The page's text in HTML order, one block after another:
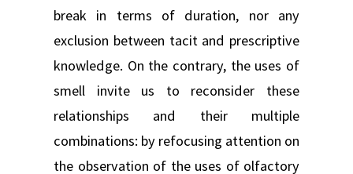
break in terms of duration, nor any
exclusion between tacit and prescriptive
knowledge. On the contrary, the uses of
smell invite us to reconsider these
relationships and their multiple
combinations: by refocusing attention on
the observation of the uses of olfactory